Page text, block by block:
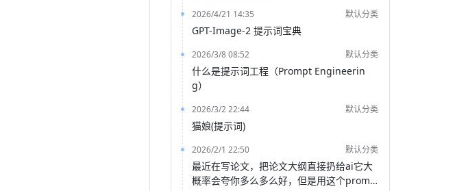
2026/4/21 14:35 默认分类
GPT-Image-2 提示词宝典
2026/3/8 08:52 默认分类
什么是提示词工程（Prompt Engineerin
g）
2026/3/2 22:44 默认分类
猫娘(提示词)
2026/2/1 22:50 默认分类
最近在写论文，把论文大纲直接扔给ai它大
概率会夸你多么多么好，但是用这个promp